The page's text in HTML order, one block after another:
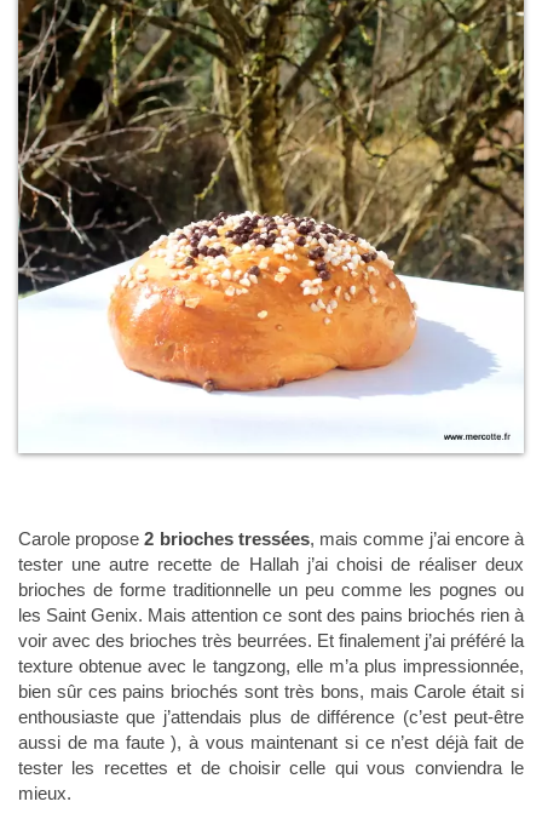
Carole propose2 brioches tressées, mais comme j’ai encore à
tester une autre recette de Hallah j’ai choisi de réaliser deux
brioches de forme traditionnelle un peu comme les pognes ou
les Saint Genix. Mais attention ce sont des pains briochés rien à
voir avec des brioches très beurrées. Et finalement j’ai préféré la
texture obtenue avec le tangzong, elle m’a plus impressionnée,
bien sûr ces pains briochés sont très bons, mais Carole était si
enthousiaste que j’attendais plus de différence (c’est peut-être
aussi de ma faute ), à vous maintenant si ce n’est déjà fait de
tester les recettes et de choisir celle qui vous conviendra le
mieux.